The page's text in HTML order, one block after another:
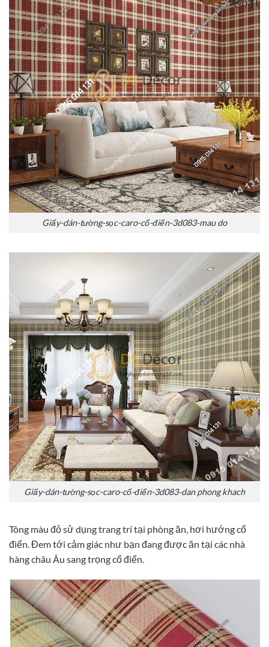
Giấy-dán-tường-sọc-caro-cổ-điển-3d083-mau do
Giấy-dán-tường-sọc-caro-cổ-điển-3d083-dan phong khach
Tông màu đỏ sử dụng trang trí tại phòng ăn, hơi hướng cổ
điển. Đem tới cảm giác như bạn đang được ăn tại các nhà
hàng châu Âu sang trọng cổ điển.